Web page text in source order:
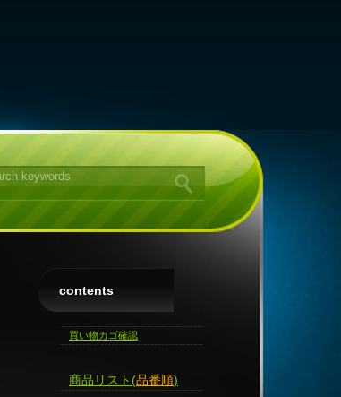
contents
買い物カゴ確認
商品リスト(品番順)